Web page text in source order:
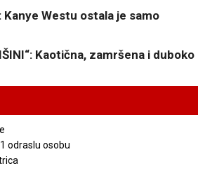
Kanye Westu ostala je samo
Kaotična, zamršena i duboko
odraslu osobu